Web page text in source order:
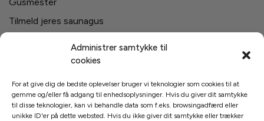
Administrer samtykke til
cookies
For at give dig de bedste oplevelser bruger vi teknologier som cookies til at
gemme og/eller få adgang til enhedsoplysninger. Hvis du giver dit samtykke
til disse teknologier, kan vi behandle data som f.eks. browsingadfærd eller
unikke ID'er på dette websted. Hvis du ikke giver dit samtykke eller trækker
Tilmeld jeres saunagus
Svømmehaller i Danmark
Links